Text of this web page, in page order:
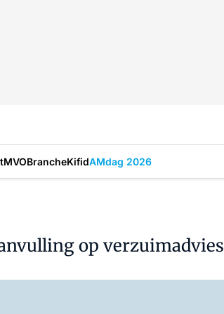
MVOBrancheKifidAMdag 2026
op verzuimadvies